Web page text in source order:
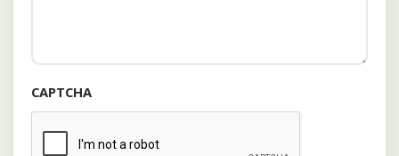
CAPTCHA